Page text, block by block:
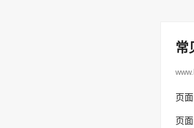
常
页
页